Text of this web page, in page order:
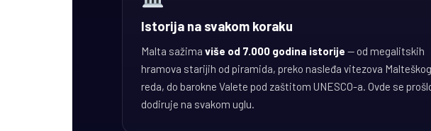
Istorija na svakom koraku
Malta sažima više od 7.000 godina istorije — od megalitskih
hramova starijih od piramida, preko nasleđa vitezova Malteškog
reda, do barokne Valete pod zaštitom UNESCO-a. Ovde se
dodiruje na svakom uglu.